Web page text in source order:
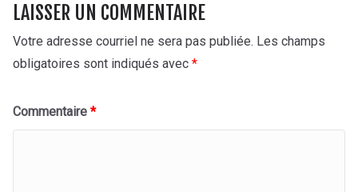
LAISSER UN COMMENTAIRE
Votre adresse courriel ne sera pas publiée. Les champs
obligatoires sont indiqués avec *
Commentaire *